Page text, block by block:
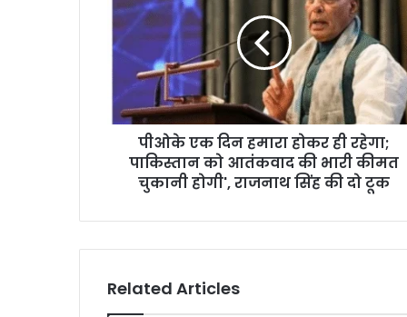
पीओके एक दिन हमारा होकर ही रहेगा;
पाकिस्तान को आतंकवाद की भारी कीमत
चुकानी होगी', राजनाथ सिंह की दो टूक
Related Articles